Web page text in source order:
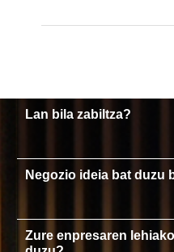
Lan bila zabiltza?
Negozio ideia bat duzu
Zure enpresaren